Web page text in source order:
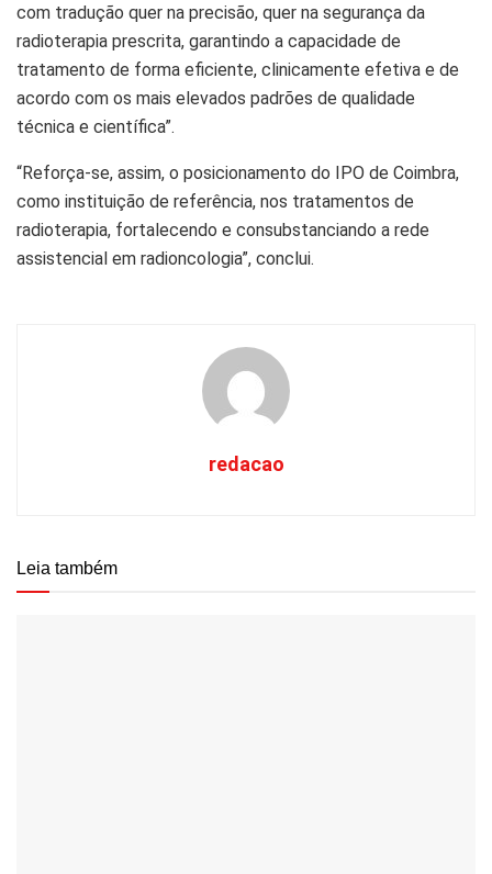
com tradução quer na precisão, quer na segurança da
radioterapia prescrita, garantindo a capacidade de
tratamento de forma eficiente, clinicamente efetiva e de
acordo com os mais elevados padrões de qualidade
técnica e científica”.
“Reforça-se, assim, o posicionamento do IPO de Coimbra,
como instituição de referência, nos tratamentos de
radioterapia, fortalecendo e consubstanciando a rede
assistencial em radioncologia”, conclui.
redacao
Leia também